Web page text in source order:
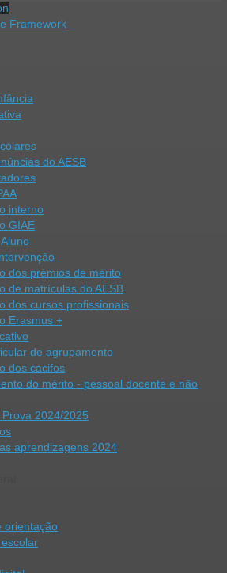
Framework
do AESB
interno
GIAE
dos prémios de mérito
de matrículas do AESB
dos cursos profissionais
Erasmus +
de agrupamento
dos cacifos
do mérito - pessoal docente e não
2024/2025
aprendizagens 2024
orientação